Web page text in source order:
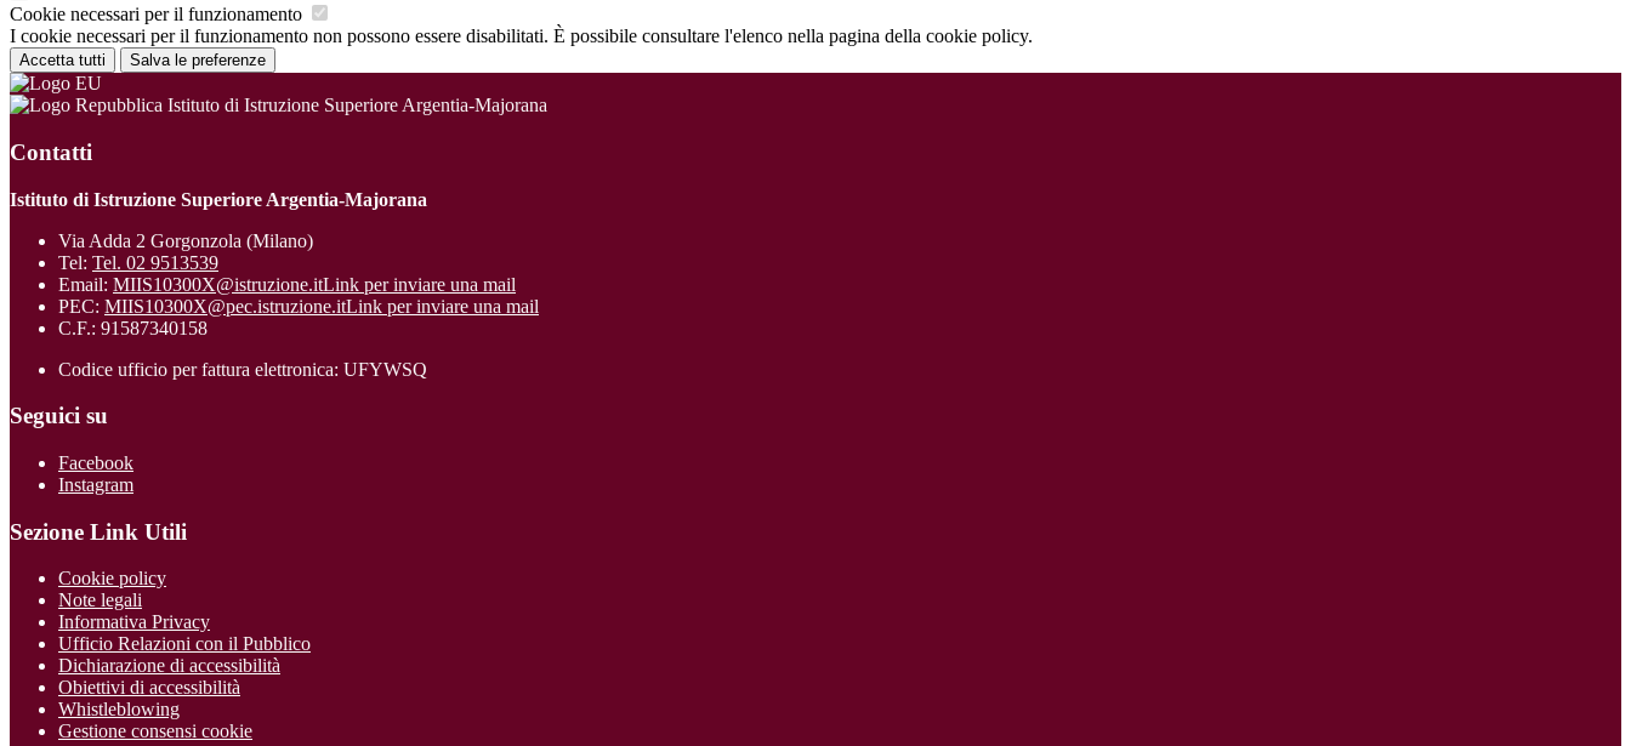
Cookie necessari per il funzionamento
I cookie necessari per il funzionamento non possono essere disabilitati. È possibile consultare l'elenco nella pagina della cookie policy.
Accetta tutti Salva le preferenze
Istituto di Istruzione Superiore Argentia-Majorana
Contatti
Istituto di Istruzione Superiore Argentia-Majorana
Via Adda 2 Gorgonzola (Milano)
Tel: Tel. 02 9513539
Email: MIIS10300X@istruzione.itLink per inviare una mail
PEC: MIIS10300X@pec.istruzione.itLink per inviare una mail
C.F.: 91587340158
Codice ufficio per fattura elettronica: UFYWSQ
Seguici su
Facebook
Instagram
Sezione Link Utili
Cookie policy
Note legali
Informativa Privacy
Ufficio Relazioni con il Pubblico
Dichiarazione di accessibilità
Obiettivi di accessibilità
Whistleblowing
Gestione consensi cookie